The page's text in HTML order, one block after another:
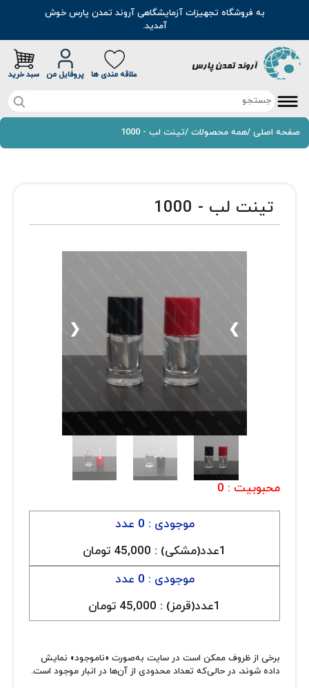
به فروشگاه تجهیزات آزمایشگاهی آروند تمدن پارس خوش
آمدید.
علاقه مندی ها پروفایل من سبد خرید
صفحه اصلی
موادشیمیایی
رنگ
ماسک و ضدعفونی کننده
شیشه آلات آزمایشگاهی و تجهیزات
تجهیزات آزمایشگاهی پلاستیکی
دستگاه های دیجیتال
محصولات آرایشی و بهداشتی
همه محصولات
مطالب
سوالات متداول
صفحه اصلی /همه محصولات /تینت لب - 1000
تینت لب - 1000
❮ ❯
محبوبیت : 0
موجودی : 0 عدد
1عدد(مشکی) :
45,000 تومان
موجودی : 0 عدد
1عدد(قرمز) :
45,000 تومان
برخی از ظروف ممکن است در سایت به‌صورت «ناموجود» نمایش
داده شوند، در حالی‌که تعداد محدودی از آن‌ها در انبار موجود است.